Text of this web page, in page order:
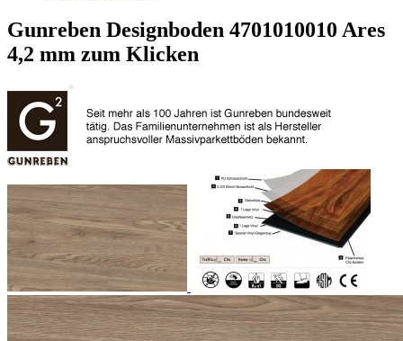
Gunreben Designboden 4701010010 Ares
4,2 mm zum Klicken